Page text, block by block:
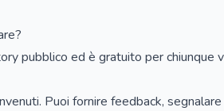
pubblico ed è gratuito per chiunque
Puoi fornire feedback,